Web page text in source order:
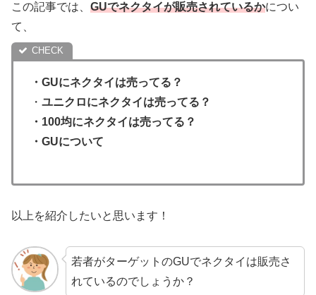
この記事では、 GUでネクタイが販売されているかについ
て、
・ GUにネクタイは売ってる？
・ ユニクロにネクタイは売ってる？
・ 100均にネクタイは売ってる？
・GUについて
以上を紹介したいと思います！
若者がターゲットのGUでネクタイは販売さ
れているのでしょうか？